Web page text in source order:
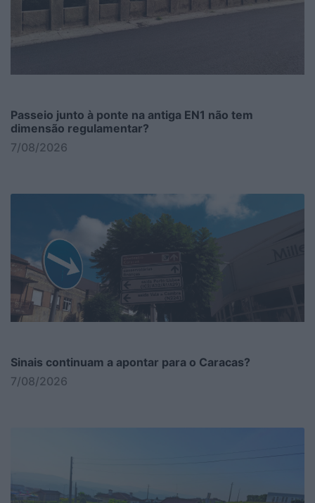
Passeio junto à ponte na antiga EN1 não tem
dimensão regulamentar?
7/08/2026
Sinais continuam a apontar para o Caracas?
7/08/2026